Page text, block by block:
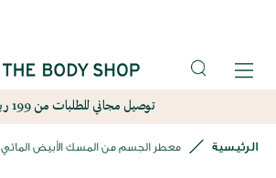
توصيل مجاني للطلبات من 199 ريال
الرئيسية معطر الجسم من المسك الأبيض المائي